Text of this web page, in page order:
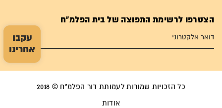
עקבו
אחרינו
הצטרפו לרשימת התפוצה של בית הפלמ"ח
כל הזכויות שמורות לעמותת דור הפלמ"ח © 2018
אודות